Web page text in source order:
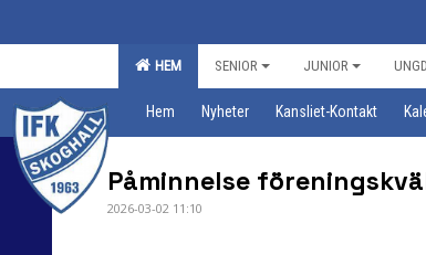
HEM SENIOR JUNIOR
Hem Nyheter Kansliet-Kontakt
Påminnelse
2026-03-02 11:10